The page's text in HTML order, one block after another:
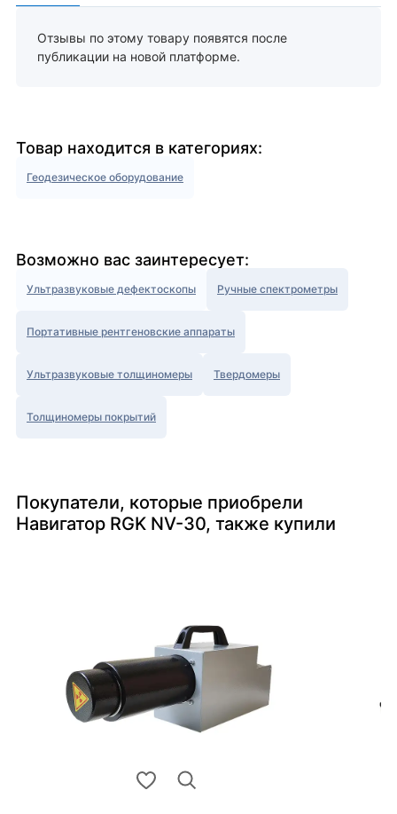
Отзывы по этому товару появятся после
публикации на новой платформе.
Товар находится в категориях:
Геодезическое оборудование
Возможно вас заинтересует:
Ультразвуковые дефектоскопы Ручные спектрометры
Портативные рентгеновские аппараты
Ультразвуковые толщиномеры Твердомеры
Толщиномеры покрытий
Покупатели, которые приобрели
Навигатор RGK NV-30, также купили